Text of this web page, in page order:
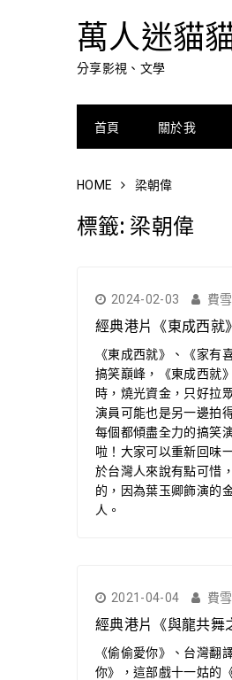
萬人迷貓
分享影視、文學
首頁 關於我
HOME 梁朝偉
標籤: 梁朝偉
2024-02-03 費雪
經典港片《東成西就
《東成西就》、《家有
搞笑巔峰，《東成西就
時，燒光資金，只好拉
演員可能也是另一邊拍
每個都傾盡全力的搞笑
啦！大家可以重新回味
於台灣人來說有點可惜
的，因為葉玉卿飾演的
人。
2021-04-04 費雪
經典港片《與龍共舞
《偷偷愛你》、台灣翻
你》，這部戲十一姑的